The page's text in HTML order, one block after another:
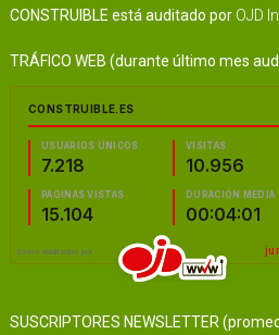
CONSTRUIBLE está auditado por OJD
TRÁFICO WEB (durante último mes
SUSCRIPTORES NEWSLETTER